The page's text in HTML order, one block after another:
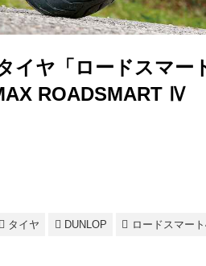
イヤ「ロードスマー
ROADSMART Ⅳ
タイヤ DUNLOP ロードスマー